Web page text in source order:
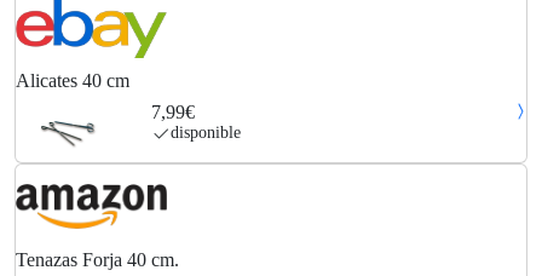
Alicates 40 cm
7,99€
disponible
Tenazas Forja 40 cm.